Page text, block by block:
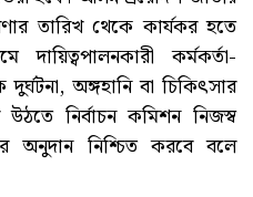
তারিখ থেকে কার্যকর হতে
দায়িত্বপালনকারী কর্মকর্তা-
অঙ্গহানি বা চিকিৎসার
নির্বাচন কমিশন নিজস্ব
নিশ্চিত করবে বলে